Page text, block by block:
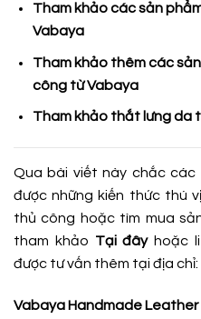
Tham khảo các sản
Vabaya
Tham khảo thêm các
công từ Vabaya
Tham khảo thắt lưng da
Qua bài viết này chắc
được những kiến thức thú
thủ công hoặc tìm mua
tham khảo Tại đâyhoặc
được tư vấn thêm tại địa chỉ:
Vabaya Handmade Leather